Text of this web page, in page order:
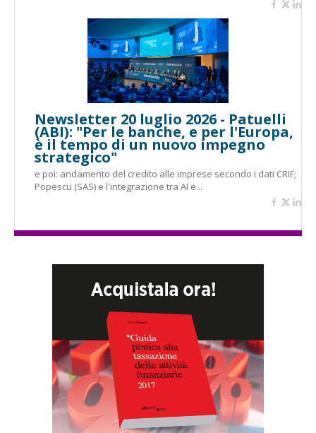
Newsletter 20 luglio 2026 - Patuelli
(ABI): "Per le banche, e per l'Europa,
è il tempo di un nuovo impegno
strategico"
e poi: andamento del credito alle imprese secondo i dati CRIF;
Popescu (SAS) e l'integrazione tra AI e...